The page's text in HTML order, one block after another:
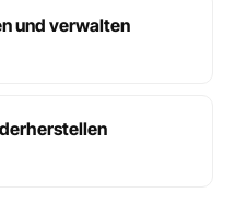
und verwalten